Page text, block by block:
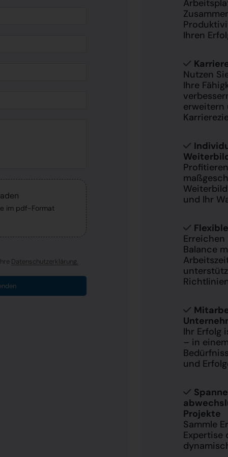
im pdf-Format
Datenschutzerklärung.
Ihren
Nutzen
Ihre
erweitern
und Ihr
Balance
Ihr Erfolg
– in
und
Projekte
Sammle
Expertise